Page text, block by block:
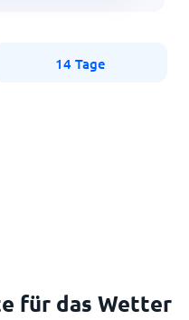
14 Tage
für das Wetter